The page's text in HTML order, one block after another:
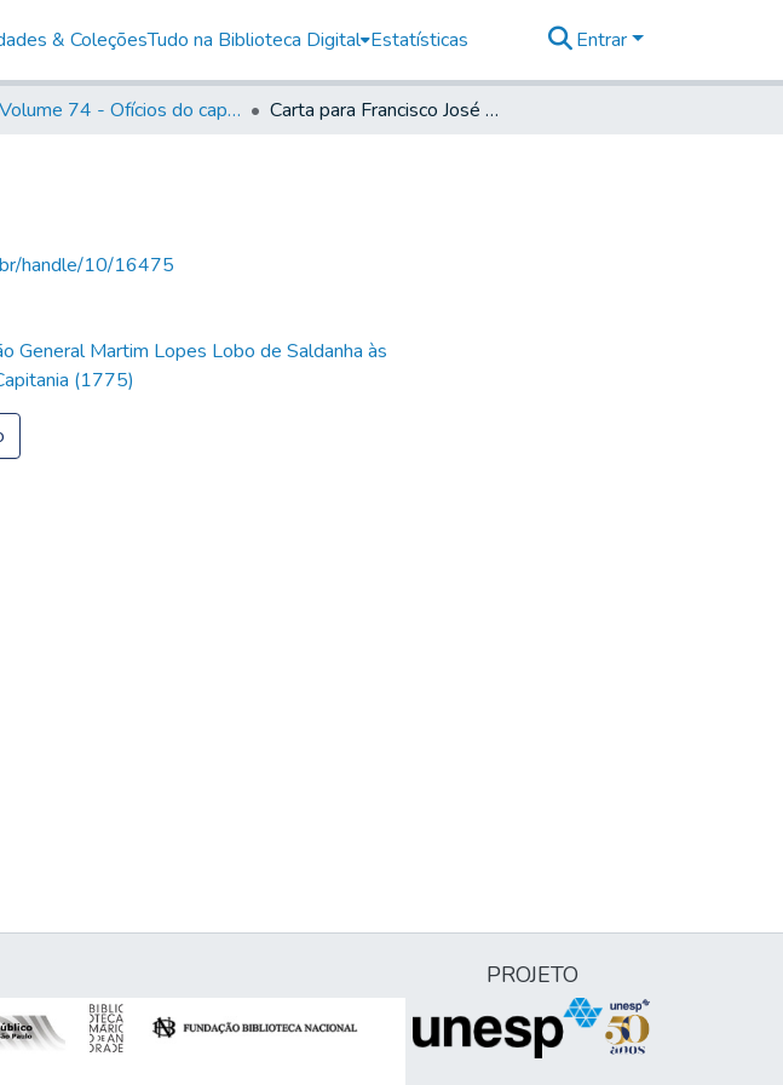
& ColeçõesTudo na Biblioteca Digital Estatísticas Entrar
Volume 74 - Ofícios do capitão General Martim Lopes Lobo de Saldanha às Câmaras e Comandantes da Capitania (1775) Carta para Francisco José Monteiro
handle/10/16475
General Martim Lopes Lobo de Saldanha às
(1775)
PROJETO